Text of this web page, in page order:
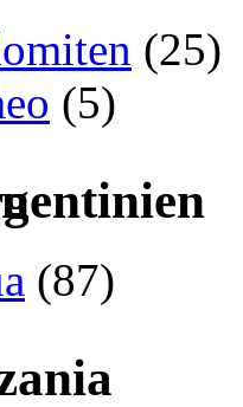
(25)
(5)
(87)